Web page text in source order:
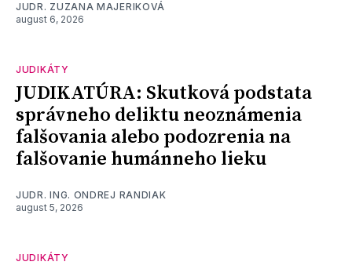
JUDR. ZUZANA MAJERIKOVÁ
august 6, 2026
JUDIKÁTY
JUDIKATÚRA: Skutková podstata
správneho deliktu neoznámenia
falšovania alebo podozrenia na
falšovanie humánneho lieku
JUDR. ING. ONDREJ RANDIAK
august 5, 2026
JUDIKÁTY